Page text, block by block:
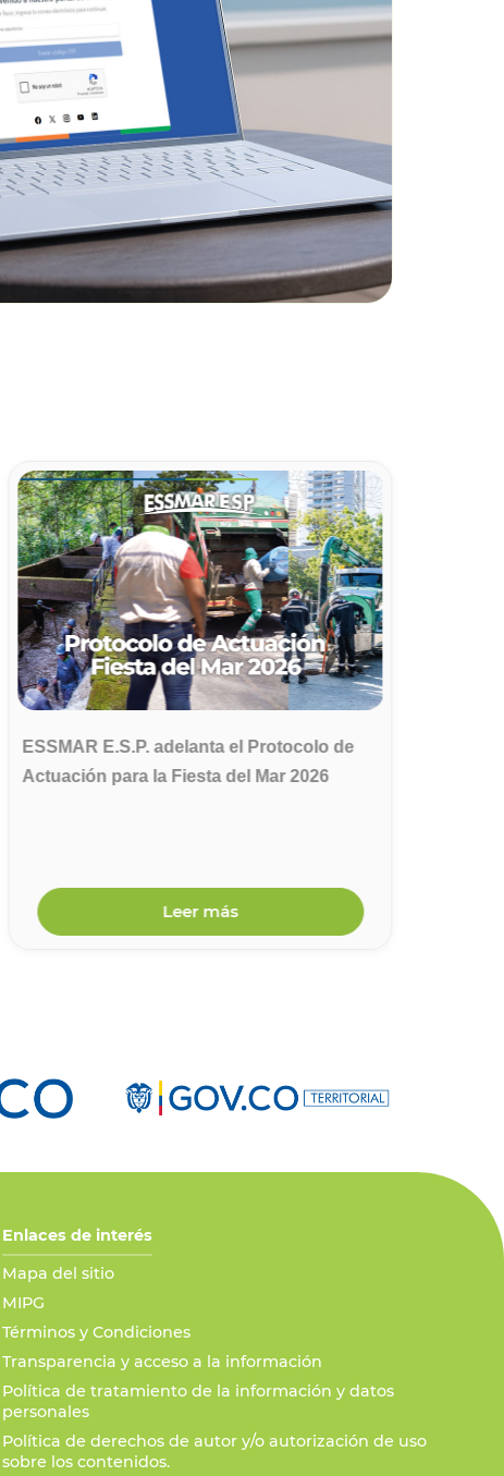
ESSMAR E.S.P. adelanta el Protocolo de
Actuación para la Fiesta del Mar 2026
Leer más
Enlaces de interés
Mapa del sitio
MIPG
Términos y Condiciones
Transparencia y acceso a la información
Política de tratamiento de la información y datos
personales
Política de derechos de autor y/o autorización de uso
sobre los contenidos.